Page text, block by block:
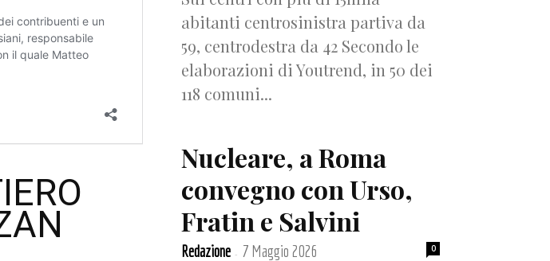
abitanti centrosinistra partiva da
59, centrodestra da 42 Secondo le
elaborazioni di Youtrend, in 50 dei
118 comuni...
Nucleare, a Roma
convegno con Urso,
Fratin e Salvini
Redazione - 7 Maggio 2026 0